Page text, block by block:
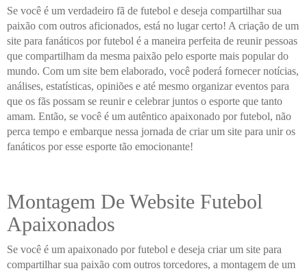
Se você é um verdadeiro fã de futebol e deseja compartilhar sua
paixão com outros aficionados, está no lugar certo! A criação de um
site para fanáticos por futebol é a maneira perfeita de reunir pessoas
que compartilham da mesma paixão pelo esporte mais popular do
mundo. Com um site bem elaborado, você poderá fornecer notícias,
análises, estatísticas, opiniões e até mesmo organizar eventos para
que os fãs possam se reunir e celebrar juntos o esporte que tanto
amam. Então, se você é um autêntico apaixonado por futebol, não
perca tempo e embarque nessa jornada de criar um site para unir os
fanáticos por esse esporte tão emocionante!
Montagem De Website Futebol
Apaixonados
Se você é um apaixonado por futebol e deseja criar um site para
compartilhar sua paixão com outros torcedores, a montagem de um